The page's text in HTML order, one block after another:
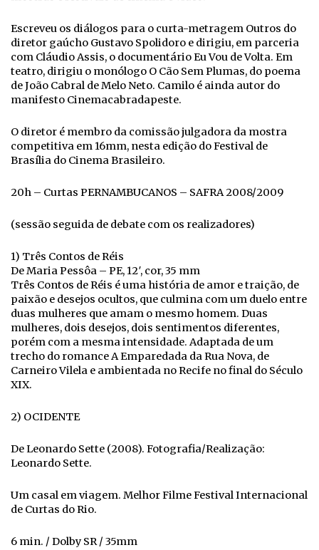
Escreveu os diálogos para o curta-metragem Outros do
diretor gaúcho Gustavo Spolidoro e dirigiu, em parceria
com Cláudio Assis, o documentário Eu Vou de Volta. Em
teatro, dirigiu o monólogo O Cão Sem Plumas, do poema
de João Cabral de Melo Neto. Camilo é ainda autor do
manifesto Cinemacabradapeste.
O diretor é membro da comissão julgadora da mostra
competitiva em 16mm, nesta edição do Festival de
Brasília do Cinema Brasileiro.
20h – Curtas PERNAMBUCANOS – SAFRA 2008/2009
(sessão seguida de debate com os realizadores)
1) Três Contos de Réis
De Maria Pessôa – PE, 12′, cor, 35 mm
Três Contos de Réis é uma história de amor e traição, de
paixão e desejos ocultos, que culmina com um duelo entre
duas mulheres que amam o mesmo homem. Duas
mulheres, dois desejos, dois sentimentos diferentes,
porém com a mesma intensidade. Adaptada de um
trecho do romance A Emparedada da Rua Nova, de
Carneiro Vilela e ambientada no Recife no final do Século
XIX.
2) OCIDENTE
De Leonardo Sette (2008). Fotografia/Realização:
Leonardo Sette.
Um casal em viagem. Melhor Filme Festival Internacional
de Curtas do Rio.
6 min. / Dolby SR / 35mm